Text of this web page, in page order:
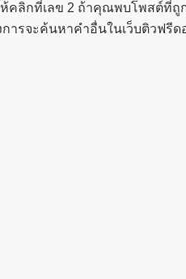
ห้คลิกที่เลข 2 ถ้าคุณพบโพสต์ที่
ารจะค้นหาคำอื่นในเว็บติวฟ